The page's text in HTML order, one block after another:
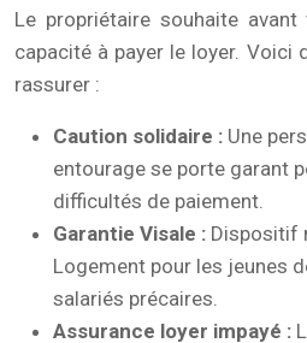
Le propriétaire souhaite
capacité à payer le loyer. Voici
rassurer :
Caution solidaire : Une
entourage se porte garant
difficultés de paiement.
Garantie Visale : Dispositif
Logement pour les jeunes
salariés précaires.
Assurance loyer impayé :